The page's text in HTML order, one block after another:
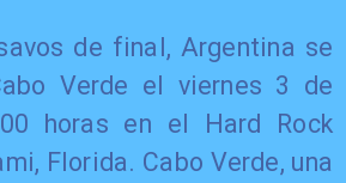
de final, Argentina se
Verde el viernes 3 de
horas en el Hard Rock
Florida. Cabo Verde, una